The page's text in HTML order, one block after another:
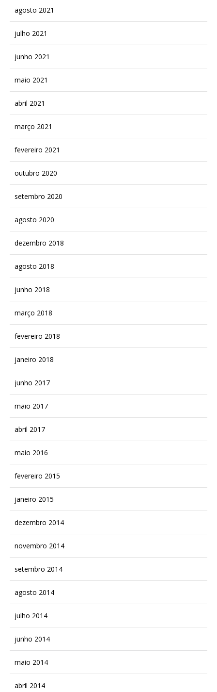
agosto 2021
julho 2021
junho 2021
maio 2021
abril 2021
março 2021
fevereiro 2021
outubro 2020
setembro 2020
agosto 2020
dezembro 2018
agosto 2018
junho 2018
março 2018
fevereiro 2018
janeiro 2018
junho 2017
maio 2017
abril 2017
maio 2016
fevereiro 2015
janeiro 2015
dezembro 2014
novembro 2014
setembro 2014
agosto 2014
julho 2014
junho 2014
maio 2014
abril 2014